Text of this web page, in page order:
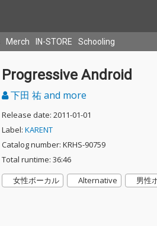
Merch IN-STORE Schooling
Progressive Android
下田 祐 and more
Release date: 2011-01-01
Label: KARENT
Catalog number: KRHS-90759
Total runtime: 36:46
女性ボーカル
Alternative 男性